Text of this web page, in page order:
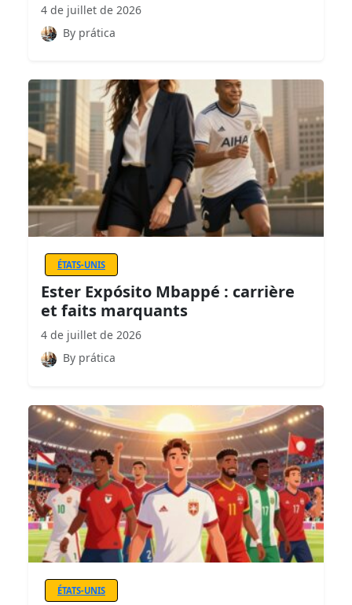
4 de juillet de 2026
By prática
ÉTATS-UNIS
Ester Expósito Mbappé : carrière
et faits marquants
4 de juillet de 2026
By prática
ÉTATS-UNIS